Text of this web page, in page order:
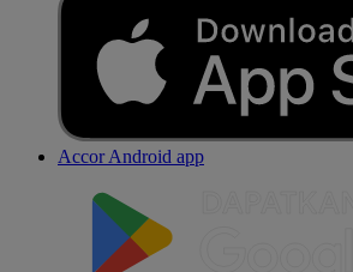
Accor Android app